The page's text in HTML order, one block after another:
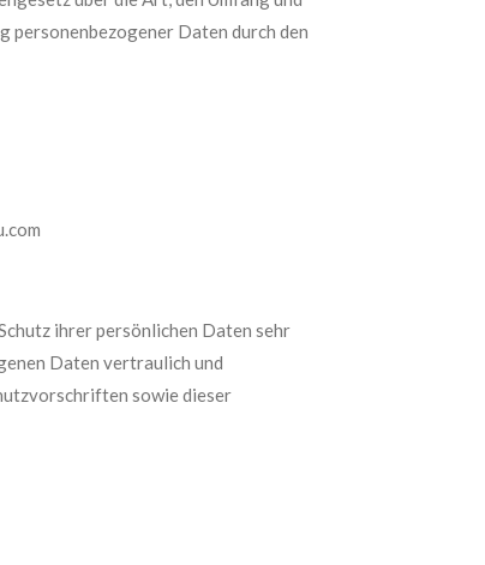
personenbezogener Daten durch den
ihrer persönlichen Daten sehr
Daten vertraulich und
sowie dieser